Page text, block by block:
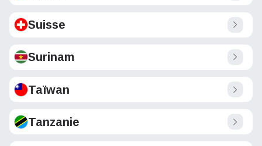
Suisse
Surinam
Taïwan
Tanzanie